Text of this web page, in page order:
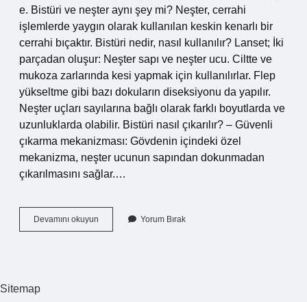
e. Bistüri ve neşter aynı şey mi? Neşter, cerrahi
işlemlerde yaygın olarak kullanılan keskin kenarlı bir
cerrahi bıçaktır. Bistüri nedir, nasıl kullanılır? Lanset; İki
parçadan oluşur: Neşter sapı ve neşter ucu. Ciltte ve
mukoza zarlarında kesi yapmak için kullanılırlar. Flep
yükseltme gibi bazı dokuların diseksiyonu da yapılır.
Neşter uçları sayılarına bağlı olarak farklı boyutlarda ve
uzunluklarda olabilir. Bistüri nasıl çıkarılır? – Güvenli
çıkarma mekanizması: Gövdenin içindeki özel
mekanizma, neşter ucunun sapından dokunmadan
çıkarılmasını sağlar.…
Devamını okuyun
Nasıl
Yorum Bırak
Sitemap